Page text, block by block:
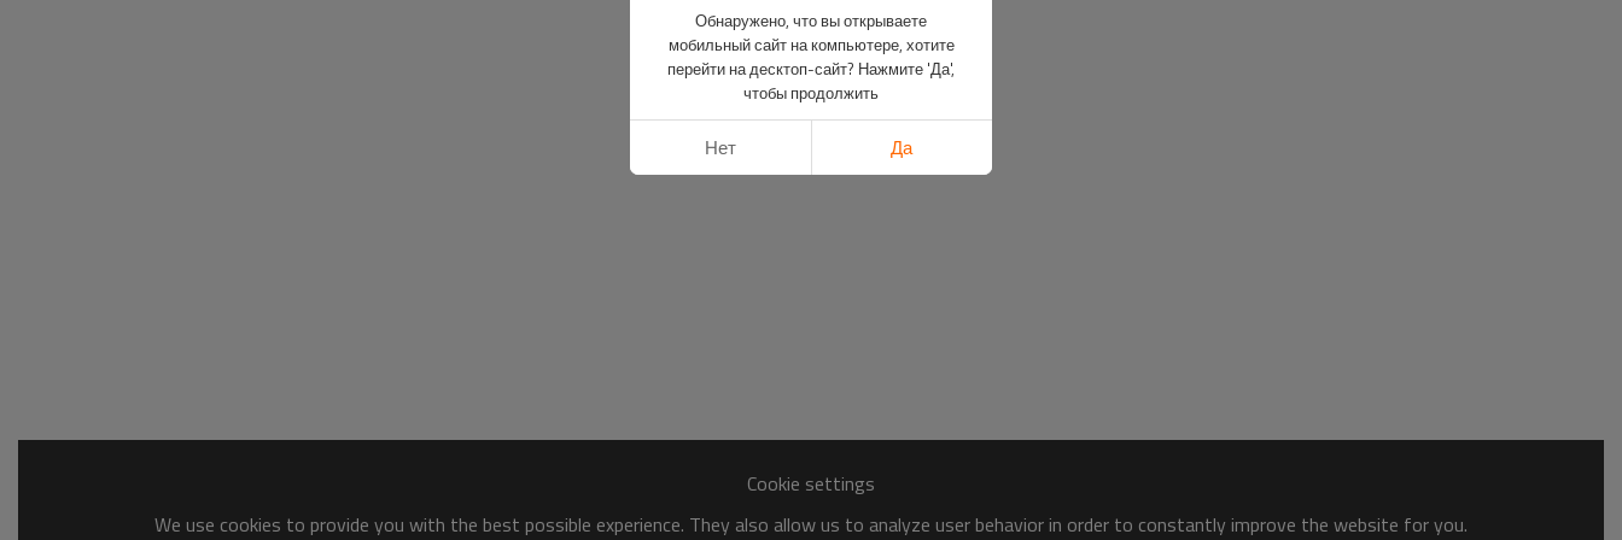
Cookie settings
We use cookies to provide you with the best possible experience. They also allow us to analyze user behavior in order to constantly improve the website for you.
Обнаружено, что вы открываете
мобильный сайт на компьютере, хотите
перейти на десктоп-сайт? Нажмите 'Да',
чтобы продолжить
Нет Да